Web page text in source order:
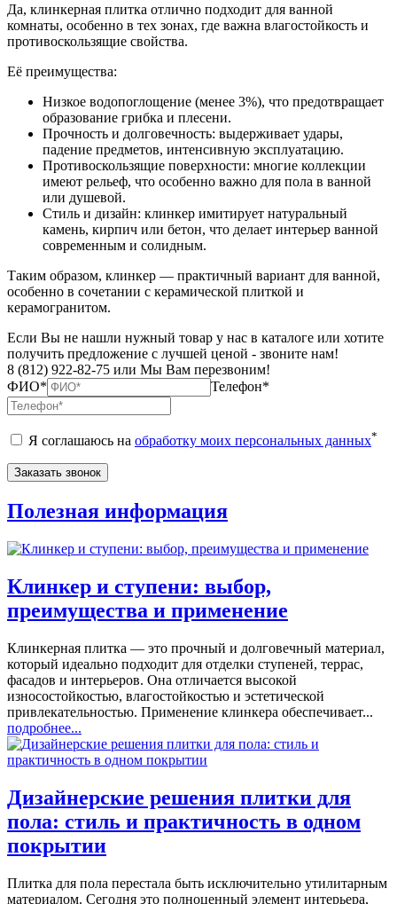
Да, клинкерная плитка отлично подходит для ванной
комнаты, особенно в тех зонах, где важна влагостойкость и
противоскользящие свойства.
Её преимущества:
Низкое водопоглощение (менее 3%), что предотвращает
образование грибка и плесени.
Прочность и долговечность: выдерживает удары,
падение предметов, интенсивную эксплуатацию.
Противоскользящие поверхности: многие коллекции
имеют рельеф, что особенно важно для пола в ванной
или душевой.
Стиль и дизайн: клинкер имитирует натуральный
камень, кирпич или бетон, что делает интерьер ванной
современным и солидным.
Таким образом, клинкер — практичный вариант для ванной,
особенно в сочетании с керамической плиткой и
керамогранитом.
Если Вы не нашли нужный товар у нас в каталоге или хотите
получить предложение с лучшей ценой - звоните нам!
8 (812) 922-82-75 или Мы Вам перезвоним!
ФИО*
Телефон*
Я соглашаюсь на обработку моих персональных данных*
Полезная информация
Клинкер и ступени: выбор,
преимущества и применение
Клинкерная плитка — это прочный и долговечный материал,
который идеально подходит для отделки ступеней, террас,
фасадов и интерьеров. Она отличается высокой
износостойкостью, влагостойкостью и эстетической
привлекательностью. Применение клинкера обеспечивает...
подробнее...
Дизайнерские решения плитки для
пола: стиль и практичность в одном
покрытии
Плитка для пола перестала быть исключительно утилитарным
материалом. Сегодня это полноценный элемент интерьера,